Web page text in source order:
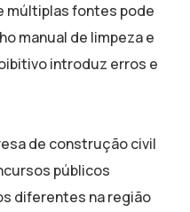
múltiplas fontes pode
manual de limpeza e
introduz erros e
de construção civil
públicos
diferentes na região